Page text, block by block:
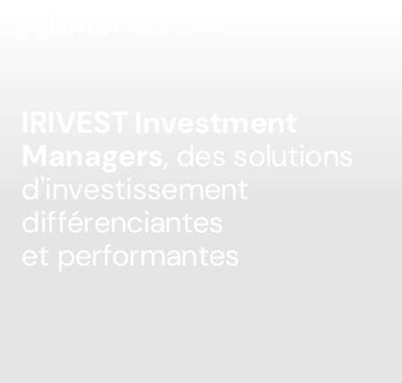
d'investissement
différenciantes
et performantes